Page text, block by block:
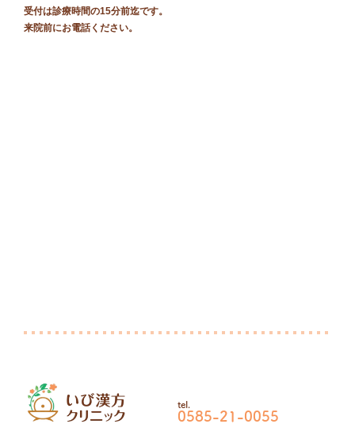
受付は診療時間の15分前迄です。
来院前にお電話ください。
tel.
0585-21-0055